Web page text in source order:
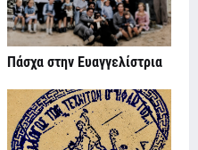
Πάσχα στην Ευαγγελίστρια